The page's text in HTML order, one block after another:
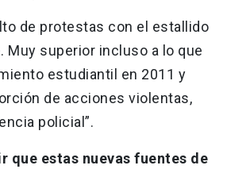
de protestas con el estallido
Muy superior incluso a lo que
estudiantil en 2011 y
de acciones violentas,
policial”.
que estas nuevas fuentes de